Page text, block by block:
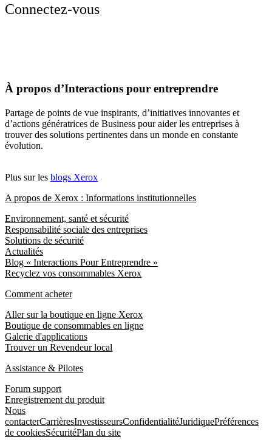
Connectez-vous
À propos d’Interactions pour entreprendre
Partage de points de vue inspirants, d’initiatives innovantes et
d’actions génératrices de Business pour aider les entreprises à
trouver des solutions pertinentes dans un monde en constante
évolution.
Plus sur les blogs Xerox
A propos de Xerox : Informations institutionnelles
Environnement, santé et sécurité
Responsabilité sociale des entreprises
Solutions de sécurité
Actualités
Blog « Interactions Pour Entreprendre »
Recyclez vos consommables Xerox
Comment acheter
Aller sur la boutique en ligne Xerox
Boutique de consommables en ligne
Galerie d'applications
Trouver un Revendeur local
Assistance & Pilotes
Forum support
Enregistrement du produit
Nous
contacterCarrièresInvestisseursConfidentialitéJuridiquePréférences
de cookiesSécuritéPlan du site